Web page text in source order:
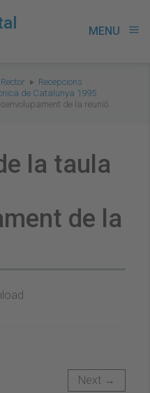
MENU menu
Recepcions
de Catalunya 1995
de la reunió.
la taula
de la
Next →